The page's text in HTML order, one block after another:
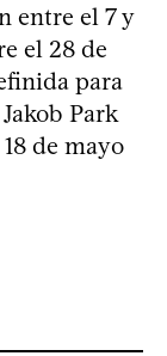
entre el 7 y
el 28 de
para
Park
de mayo